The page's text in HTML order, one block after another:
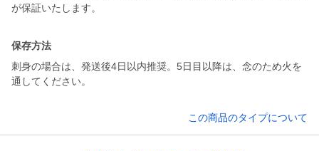
が保証いたします。
保存方法
刺身の場合は、発送後4日以内推奨。5日目以降は、念のため火を
通してください。
この商品のタイプについて